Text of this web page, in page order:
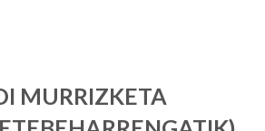
MURRIZKETA